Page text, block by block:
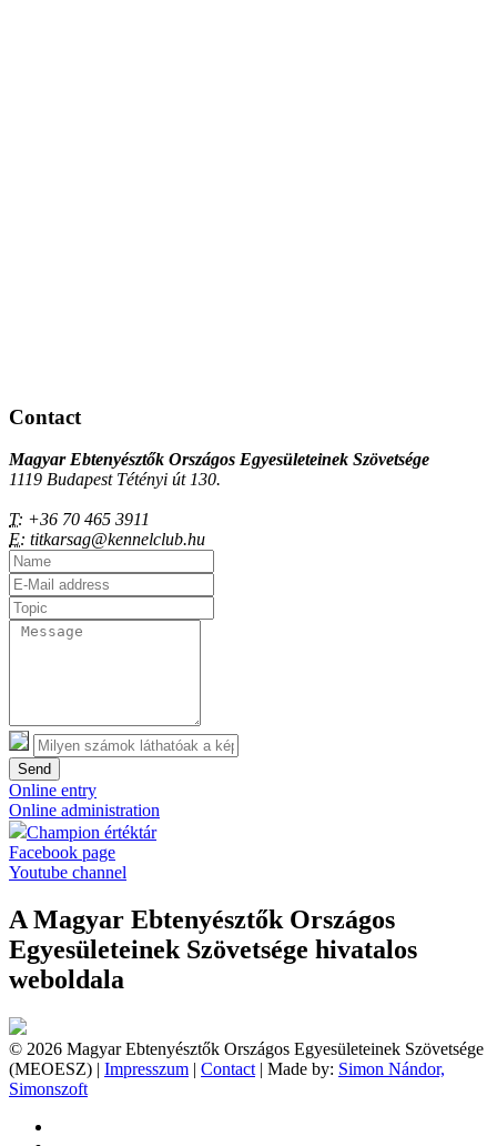
Contact
Magyar Ebtenyésztők Országos Egyesületeinek Szövetsége
1119 Budapest Tétényi út 130.
T: +36 70 465 3911
E: titkarsag@kennelclub.hu
Send
Online entry
Online administration
Champion értéktár
Facebook page
Youtube channel
A Magyar Ebtenyésztők Országos
Egyesületeinek Szövetsége hivatalos
weboldala
© 2026 Magyar Ebtenyésztők Országos Egyesületeinek Szövetsége
(MEOESZ) | Impresszum | Contact | Made by: Simon Nándor,
Simonszoft